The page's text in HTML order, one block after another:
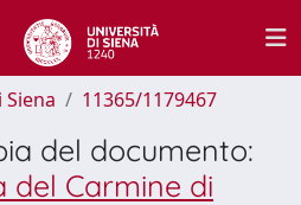
11365/1179467
del documento:
del Carmine di